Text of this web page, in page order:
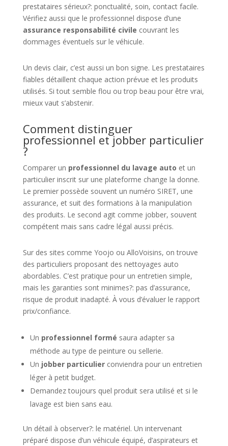
prestataires sérieux?: ponctualité, soin, contact facile.
Vérifiez aussi que le professionnel dispose d’une
assurance responsabilité civile couvrant les
dommages éventuels sur le véhicule.
Un devis clair, c’est aussi un bon signe. Les prestataires
fiables détaillent chaque action prévue et les produits
utilisés. Si tout semble flou ou trop beau pour être vrai,
mieux vaut s’abstenir.
Comment distinguer
professionnel et jobber particulier
?
Comparer un professionnel du lavage auto et un
particulier inscrit sur une plateforme change la donne.
Le premier possède souvent un numéro SIRET, une
assurance, et suit des formations à la manipulation
des produits. Le second agit comme jobber, souvent
compétent mais sans cadre légal aussi précis.
Sur des sites comme Yoojo ou AlloVoisins, on trouve
des particuliers proposant des nettoyages auto
abordables. C’est pratique pour un entretien simple,
mais les garanties sont minimes?: pas d’assurance,
risque de produit inadapté. À vous d’évaluer le rapport
prix/confiance.
Un professionnel formé saura adapter sa
méthode au type de peinture ou sellerie.
Un jobber particulierconviendra pour un entretien
léger à petit budget.
Demandez toujours quel produit sera utilisé et si le
lavage est bien sans eau.
Un détail à observer?: le matériel. Un intervenant
préparé dispose d’un véhicule équipé, d’aspirateurs et